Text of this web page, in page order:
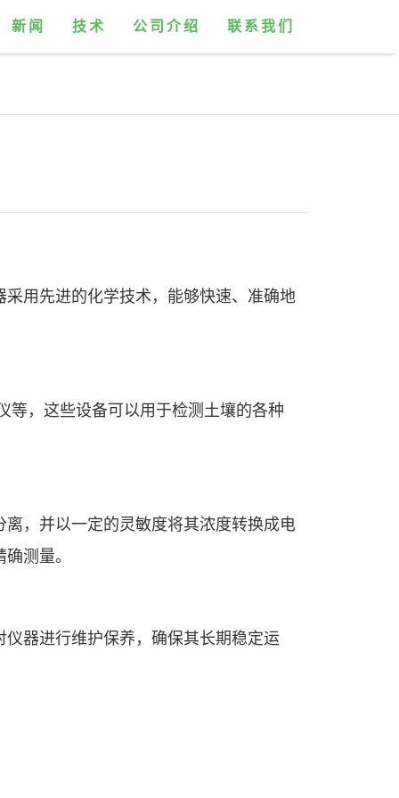
新闻 技术 公司介绍 联系我们
采用先进的化学技术，能够快速、准确地
等，这些设备可以用于检测土壤的各种
，并以一定的灵敏度将其浓度转换成电
测量。
器进行维护保养，确保其长期稳定运